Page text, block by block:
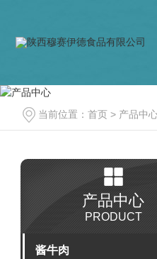
当前位置： 首页 > 产品中
产品中心
PRODUCT
酱牛肉